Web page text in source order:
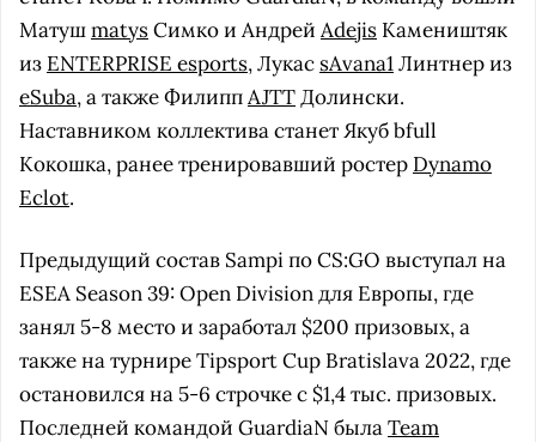
МатушmatysСимко и Андрей Adejis Камеништяк
из ENTERPRISE esports, Лукас sAvana1Линтнер из
eSuba, а также ФилиппAJTTДолински.
Наставником коллектива станет Якуб bfull
Кокошка, ранее тренировавший ростер Dynamo
Eclot.
Предыдущий состав Sampi по CS:GO выступал на
ESEA Season 39: Open Division для Европы, где
занял 5-8 место и заработал $200 призовых, а
также на турнире Tipsport Cup Bratislava 2022, где
остановился на 5-6 строчке с $1,4 тыс. призовых.
Последней командой GuardiaN былаTeam